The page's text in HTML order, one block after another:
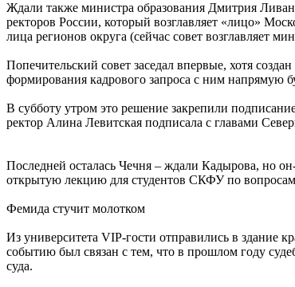
Ждали также министра образования Дмитрия
ректоров России, который возглавляет «лицо»
лица регионов округа (сейчас совет возглавляет
Попечительский совет заседал впервые, хотя
формирования кадрового запроса с ним напрямую
В субботу утром это решение закрепили
ректор Алина Левитская подписала с главами
Последней осталась Чечня – ждали Кадырова, но
открытую лекцию для студентов СКФУ по вопросам
Фемида стучит молотком
Из университета VIP-гости отправились в здание
событию был связан с тем, что в прошлом году
суда.